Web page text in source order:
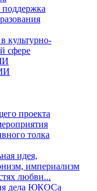
поддержка
культурно-
сфере
проекта
толка
идея,
империализм
любви...
дела ЮКОСа